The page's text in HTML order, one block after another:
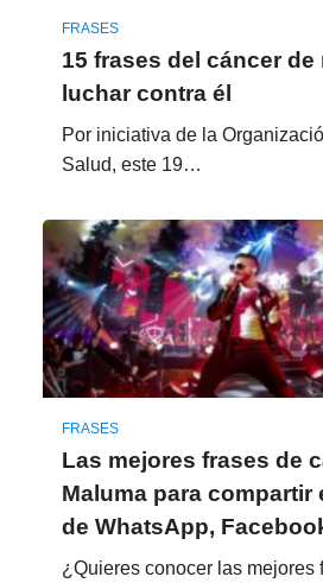
FRASES
15 frases del cáncer de
luchar contra él
Por iniciativa de la
Salud, este 19…
FRASES
Las mejores frases de
Maluma para compartir
de WhatsApp,
¿Quieres conocer las mejores